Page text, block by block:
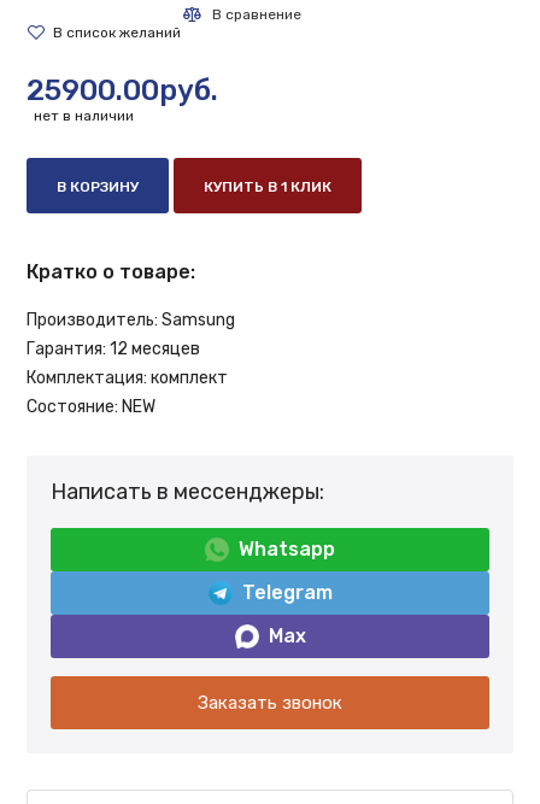
25900.00руб.
нет в наличии
В КОРЗИНУ КУПИТЬ В 1 КЛИК
Кратко о товаре:
Производитель: Samsung
Гарантия: 12 месяцев
Комплектация: комплект
Состояние: NEW
Написать в мессенджеры:
Whatsapp
Telegram
Max
Заказать звонок